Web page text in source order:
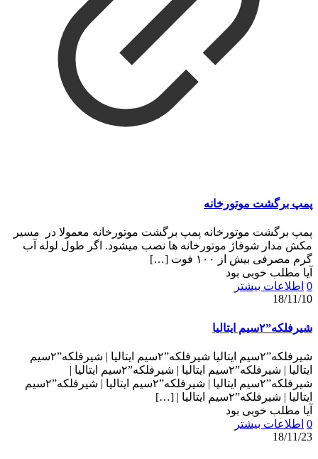
پمپ برگشت موتورخانه
پمپ برگشت موتورخانه پمپ برگشت موتورخانه معمولا در مسیر
مکش مدار شوفاژ موتورخانه ها نصب میشود. اگر طول لوله آب
گرم مصرفی بیش از ۱۰۰ فوت
[…]
آیا مطلب خوبی بود
0 اطلاعات بیشتر
18/11/10
شیرفلکه”۲سیم ایتالیا
شیرفلکه”۲سیم ایتالیا شیرفلکه”۲سیم ایتالیا | شیرفلکه”۲سیم
ایتالیا | شیرفلکه”۲سیم ایتالیا | شیرفلکه”۲سیم ایتالیا |
شیرفلکه”۲سیم ایتالیا | شیرفلکه”۲سیم ایتالیا | شیرفلکه”۲سیم
ایتالیا | شیرفلکه”۲سیم ایتالیا |
[…]
آیا مطلب خوبی بود
0 اطلاعات بیشتر
18/11/23